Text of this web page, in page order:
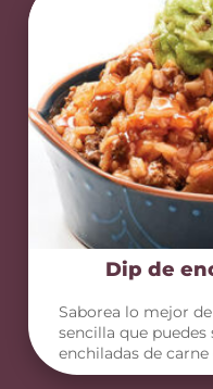
Dip de
Saborea lo mejor
sencilla que
enchiladas de